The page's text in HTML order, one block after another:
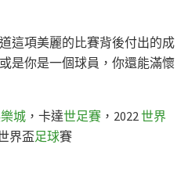
這項美麗的比賽背後付出的成
是你是一個球員，你還能滿懷
城 ，卡達世足賽 ，2022 世界
界盃足球賽